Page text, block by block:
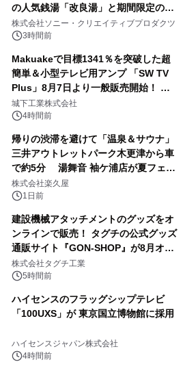
の人気銭湯「改良湯」と期間限定のコ
ラボレーション サウナイキタイコラ
ボグッズも発売決定！
株式会社ソニー・クリエイティブプロダクツ
3時間前
Makuakeで目標1341％を突破した超
簡単＆小型テレビ用アンプ 「SW TV
Plus」8月7日より一般販売開始！ ケ
ーブル1本つなぐだけ、テレビの音が
ぐっと豊かに
城下工業株式会社
4時間前
帰りの渋滞を避けて「温泉＆サウナ」
三井アウトレットパーク木更津から車
で約5分 湯舞音 袖ケ浦店が夏フェア
メニューを提供
株式会社楽久屋
1日前
建設機械アタッチメントのグッズをオ
ンラインで販売！ タグチの公式グッズ
通販サイト『GON-SHOP』が8月オー
プン
株式会社タグチ工業
5時間前
ハイセンスのフラッグシップテレビ
「100UXS」が 東京国立博物館に採用
ハイセンスジャパン株式会社
4時間前